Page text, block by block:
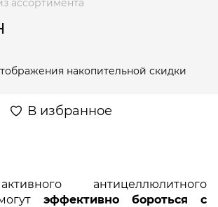
ассортимента
накопительной скидки
В избранное
антицеллюлитного
эффективно бороться с